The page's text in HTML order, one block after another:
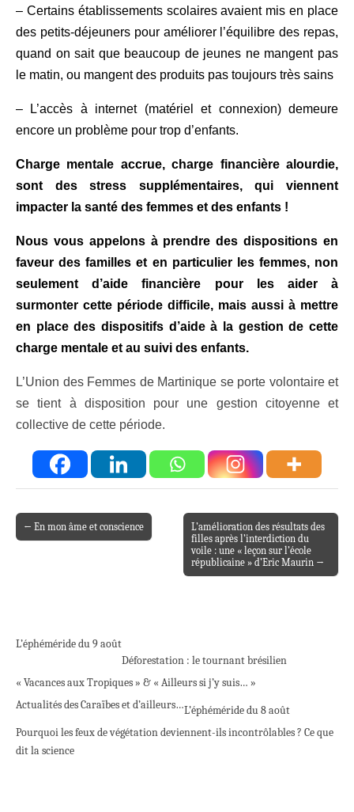
– Certains établissements scolaires avaient mis en place
des petits-déjeuners pour améliorer l’équilibre des repas,
quand on sait que beaucoup de jeunes ne mangent pas
le matin, ou mangent des produits pas toujours très sains
– L’accès à internet (matériel et connexion) demeure
encore un problème pour trop d’enfants.
Charge mentale accrue, charge financière alourdie,
sont des stress supplémentaires, qui viennent
impacter la santé des femmes et des enfants !
Nous vous appelons à prendre des dispositions en
faveur des familles et en particulier les femmes, non
seulement d’aide financière pour les aider à
surmonter cette période difficile, mais aussi à mettre
en place des dispositifs d’aide à la gestion de cette
charge mentale et au suivi des enfants.
L’Union des Femmes de Martinique se porte volontaire et
se tient à disposition pour une gestion citoyenne et
collective de cette période.
Post navigation
← En mon âme et conscience
L’amélioration des résultats des
filles après l’interdiction du
voile : une « leçon sur l’école
républicaine » d’Eric Maurin →
L’éphéméride du 9 août
Déforestation : le tournant brésilien
« Vacances aux Tropiques » & « Ailleurs si j’y suis… »
Actualités des Caraïbes et d’ailleurs…L’éphéméride du 8 août
Pourquoi les feux de végétation deviennent-ils incontrôlables ? Ce que
dit la science